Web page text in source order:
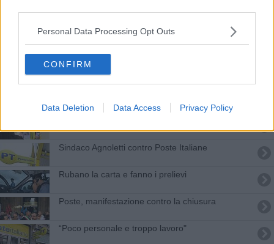
Personal Data Processing Opt Outs
CONFIRM
Data Deletion Data Access Privacy Policy
Incontro tra sindaco e Poste Italiane
Invincibile Contignano vince il Palio del Bigonzo
700 anni dalla morte di Sant'Agnese
Sindaco Agnoletti contro Poste Italiane
Rubano la carta e fanno i prelievi
Poste, manifestazione contro la chiusura
“Poco personale e troppo lavoro"